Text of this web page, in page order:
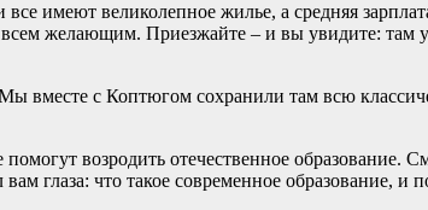
имеют великолепное жилье, а средняя
желающим. Приезжайте – и вы увидите:
вместе с Коптюгом сохранили там всю
возродить отечественное
глаза: что такое современное образование, и